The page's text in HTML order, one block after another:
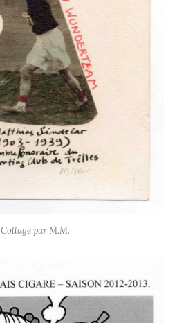
Collage par M.M.